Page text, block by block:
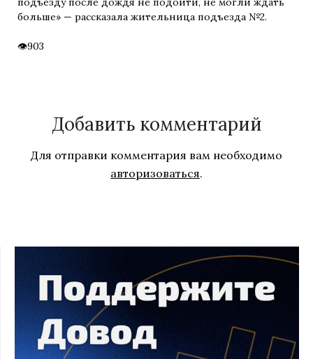
больше» — рассказала жительница подъезда №2.
903
Добавить комментарий
Для отправки комментария вам необходимо
авторизоваться.